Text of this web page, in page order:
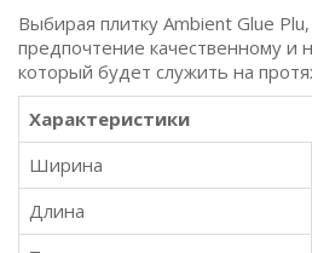
Выбирая плитку Ambient Glue
предпочтение качественному и
который будет служить на
Характеристики
Ширина
Длина